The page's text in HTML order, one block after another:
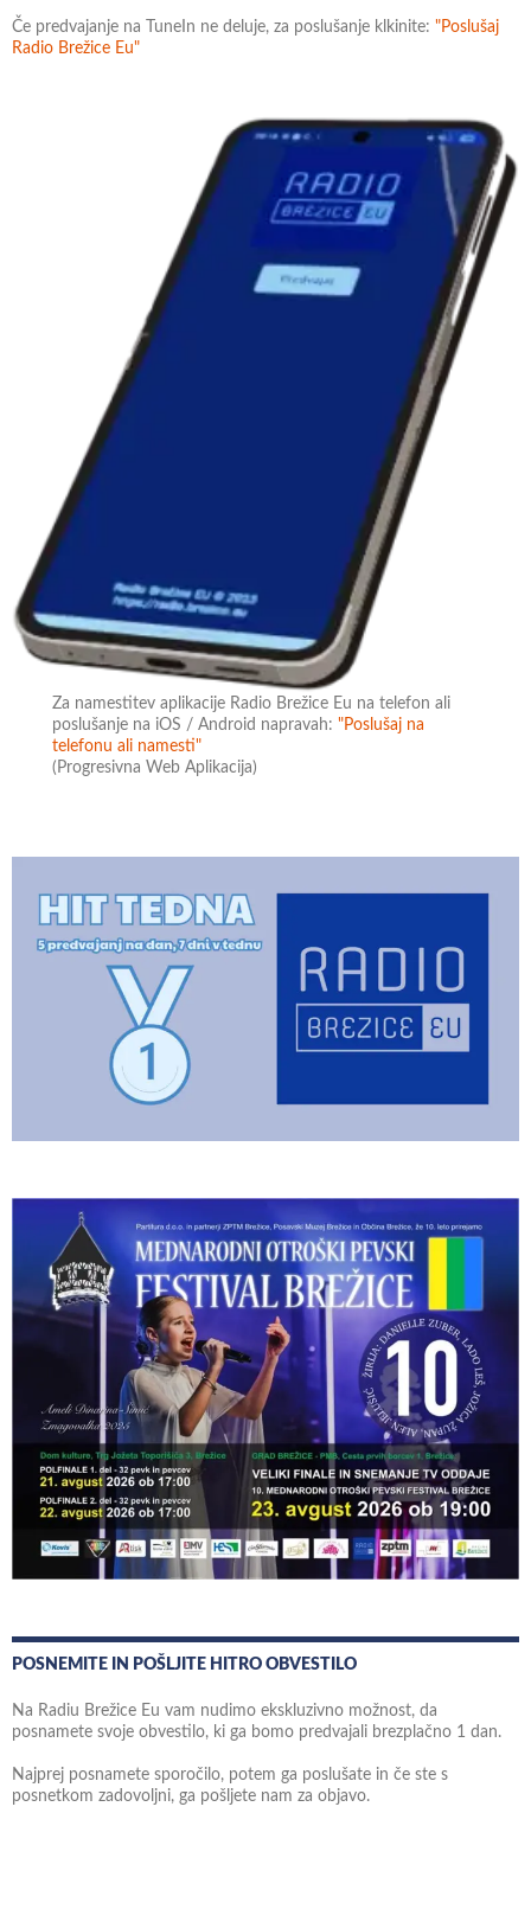
Če predvajanje na TuneIn ne deluje, za poslušanje klkinite: "Poslušaj
Radio Brežice Eu"
Za namestitev aplikacije Radio Brežice Eu na telefon ali
poslušanje na iOS / Android napravah:"Poslušaj na
telefonu ali namesti"
(Progresivna Web Aplikacija)
POSNEMITE IN POŠLJITE HITRO OBVESTILO
Na Radiu Brežice Eu vam nudimo ekskluzivno možnost, da
posnamete svoje obvestilo, ki ga bomo predvajali brezplačno 1 dan.
Najprej posnamete sporočilo, potem ga poslušate in če ste s
posnetkom zadovoljni, ga pošljete nam za objavo.